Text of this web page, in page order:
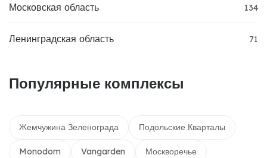
Московская область 134
Ленинградская область 71
Популярные комплексы
Жемчужина Зеленограда Подольские Кварталы
Monodom Vangarden Москворечье